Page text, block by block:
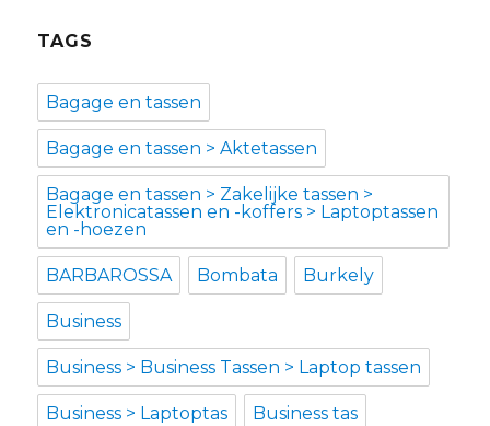
TAGS
Bagage en tassen
Bagage en tassen > Aktetassen
Bagage en tassen > Zakelijke tassen >
Elektronicatassen en -koffers > Laptoptassen
en -hoezen
BARBAROSSA Bombata Burkely
Business
Business > Business Tassen > Laptop tassen
Business > Laptoptas Business tas